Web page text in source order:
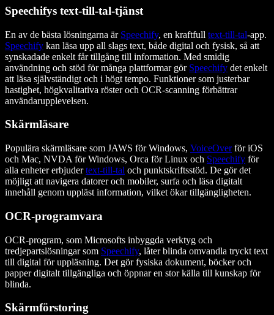
Speechifys text-till-tal-tjänst
En av de bästa lösningarna är Speechify, en kraftfull text-till-tal-app.
Speechify kan läsa upp all slags text, både digital och fysisk, så att
synskadade enkelt får tillgång till information. Med smidig
användning och stöd för många plattformar gör Speechify det enkelt
att läsa självständigt och i högt tempo. Funktioner som justerbar
hastighet, högkvalitativa röster och OCR-scanning förbättrar
användarupplevelsen.
Skärmläsare
Populära skärmläsare som JAWS för Windows, VoiceOverför iOS
och Mac, NVDA för Windows, Orca för Linux och Speechify för
alla enheter erbjudertext-till-tal och punktskriftsstöd. De gör det
möjligt att navigera datorer och mobiler, surfa och läsa digitalt
innehåll genom uppläst information, vilket ökar tillgängligheten.
OCR-programvara
OCR-program, som Microsofts inbyggda verktyg och
tredjepartslösningar som Speechify, låter blinda omvandla tryckt text
till digital för uppläsning. Det gör fysiska dokument, böcker och
papper digitalt tillgängliga och öppnar en stor källa till kunskap för
blinda.
Skärmförstoring